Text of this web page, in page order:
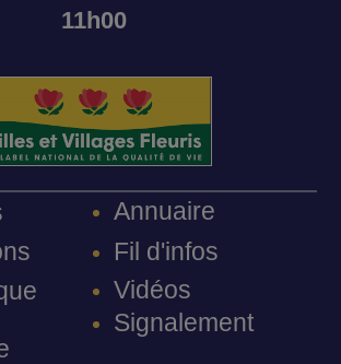
11h00
Annuaire
Fil d'infos
Vidéos
Signalement